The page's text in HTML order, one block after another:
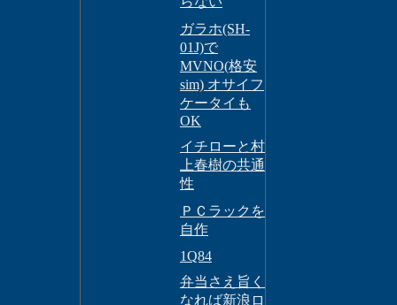
ガラホ(SH-
01J)で
MVNO(格安
sim) オサイフ
ケータイも
OK
イチローと村
上春樹の共通
性
ＰＣラックを
自作
1Q84
弁当さえ旨く
なれば新浪ロ